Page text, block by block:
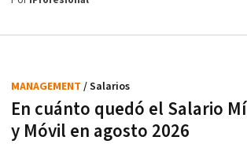
En cuánto quedó el Salario
y Móvil en agosto 2026
MANAGEMENT / Salarios